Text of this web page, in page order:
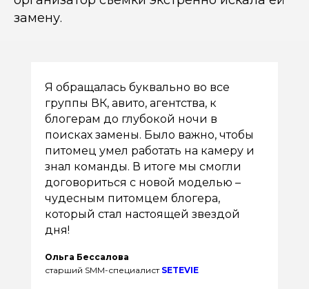
замену.
Я обращалась буквально во все
группы ВК, авито, агентства, к
блогерам до глубокой ночи в
поисках замены. Было важно, чтобы
питомец умел работать на камеру и
знал команды. В итоге мы смогли
договориться с новой моделью –
чудесным питомцем блогера,
который стал настоящей звездой
дня!
Ольга Бессалова
старший SMM-специалистSETEVIE